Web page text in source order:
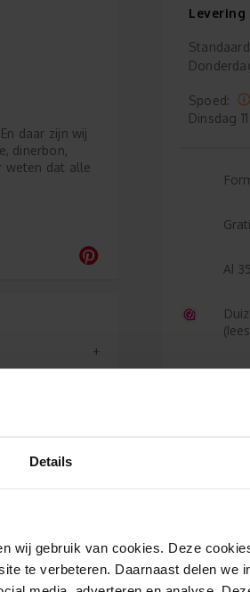
Details
wij gebruik van cookies. Deze
te verbeteren. Daarnaast delen we
daar zijn wij
dinerbon,
weten dat alle
Levering
Spoed:
Dinsdag
Al
Zeer
levering.
<